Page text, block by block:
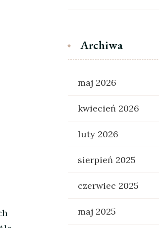
Archiwa
maj 2026
kwiecień 2026
luty 2026
sierpień 2025
czerwiec 2025
maj 2025